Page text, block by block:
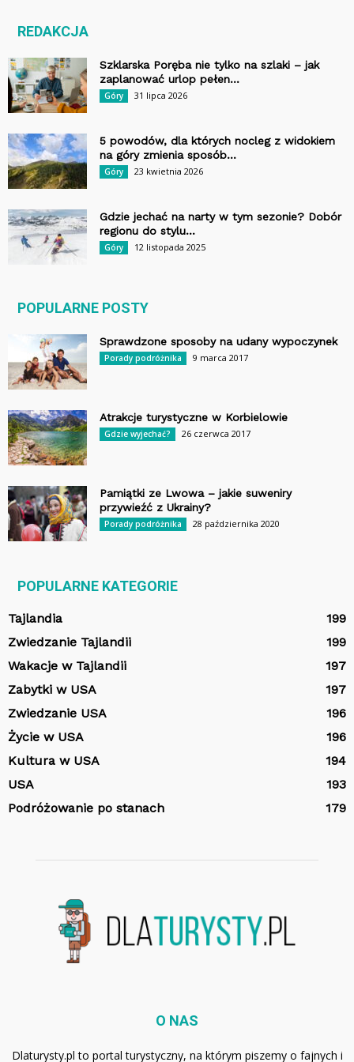
REDAKCJA
Szklarska Poręba nie tylko na szlaki – jak
zaplanować urlop pełen...
Góry 31 lipca 2026
5 powodów, dla których nocleg z widokiem
na góry zmienia sposób...
Góry 23 kwietnia 2026
Gdzie jechać na narty w tym sezonie? Dobór
regionu do stylu...
Góry 12 listopada 2025
POPULARNE POSTY
Sprawdzone sposoby na udany wypoczynek
Porady podróżnika 9 marca 2017
Atrakcje turystyczne w Korbielowie
Gdzie wyjechać? 26 czerwca 2017
Pamiątki ze Lwowa – jakie suweniry
przywieźć z Ukrainy?
Porady podróżnika 28 października 2020
POPULARNE KATEGORIE
Tajlandia
199
Zwiedzanie Tajlandii
199
Wakacje w Tajlandii
197
Zabytki w USA
197
Zwiedzanie USA
196
Życie w USA
196
Kultura w USA
194
USA
193
Podróżowanie po stanach
179
O NAS
Dlaturysty.pl to portal turystyczny, na którym piszemy o fajnych i